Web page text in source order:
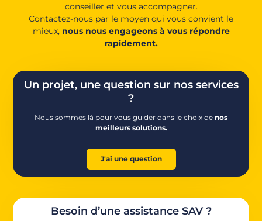
conseiller et vous accompagner.
Contactez-nous par le moyen qui vous convient le
mieux, nous nous engageons à vous répondre
rapidement.
Un projet, une question sur nos services
?
Nous sommes là pour vous guider dans le choix de nos
meilleurs solutions.
J'ai une question
Besoin d’une assistance SAV ?